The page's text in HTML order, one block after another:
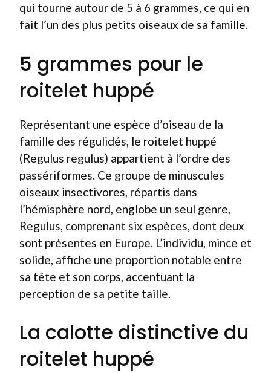
qui tourne autour de 5 à 6 grammes, ce qui en
fait l’un des plus petits oiseaux de sa famille.
5 grammes pour le
roitelet huppé
Représentant une espèce d’oiseau de la
famille des régulidés, le roitelet huppé
(Regulus regulus) appartient à l’ordre des
passériformes. Ce groupe de minuscules
oiseaux insectivores, répartis dans
l’hémisphère nord, englobe un seul genre,
Regulus, comprenant six espèces, dont deux
sont présentes en Europe. L’individu, mince et
solide, affiche une proportion notable entre
sa tête et son corps, accentuant la
perception de sa petite taille.
La calotte distinctive du
roitelet huppé